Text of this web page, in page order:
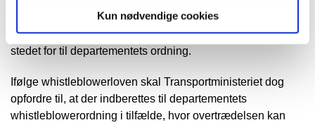
Kun nødvendige cookies
Du kan som whistleblower frit vælge at indberette via
Datatilsynets generelle, eksterne whistleblowerordning i
stedet for til departementets ordning.
Ifølge whistleblowerloven skal Transportministeriet dog
opfordre til, at der indberettes til departementets
whistleblowerordning i tilfælde, hvor overtrædelsen kan